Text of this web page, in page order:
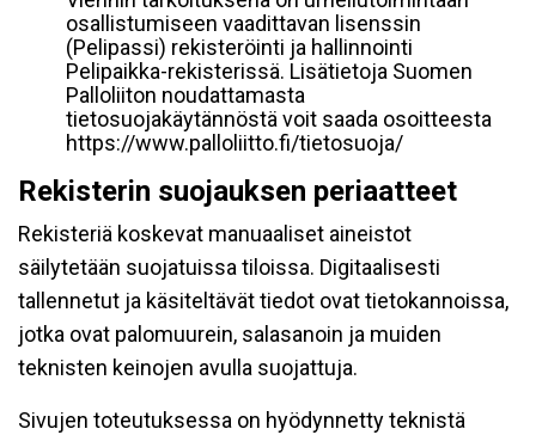
osallistumiseen vaadittavan lisenssin
(Pelipassi) rekisteröinti ja hallinnointi
Pelipaikka-rekisterissä. Lisätietoja Suomen
Palloliiton noudattamasta
tietosuojakäytännöstä voit saada osoitteesta
https://www.palloliitto.fi/tietosuoja/
Rekisterin suojauksen periaatteet
Rekisteriä koskevat manuaaliset aineistot
säilytetään suojatuissa tiloissa. Digitaalisesti
tallennetut ja käsiteltävät tiedot ovat tietokannoissa,
jotka ovat palomuurein, salasanoin ja muiden
teknisten keinojen avulla suojattuja.
Sivujen toteutuksessa on hyödynnetty teknistä